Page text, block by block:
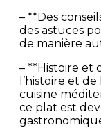
– **Des
des astuces
de manière
– **Histoire et
l’histoire et
cuisine
ce plat est